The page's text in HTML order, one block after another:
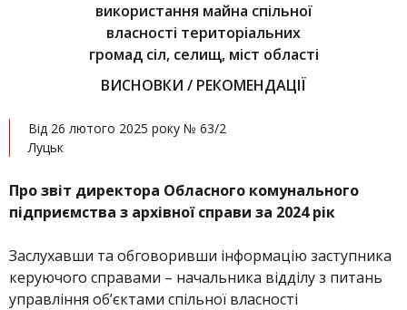
використання майна спільної
власності територіальних
громад сіл, селищ, міст області
ВИСНОВКИ / РЕКОМЕНДАЦІЇ
Від 26 лютого 2025 року № 63/2
Луцьк
Про звіт директора Обласного комунального
підприємства з архівної справи за 2024 рік
Заслухавши та обговоривши інформацію заступника
керуючого справами – начальника відділу з питань
управління об’єктами спільної власності